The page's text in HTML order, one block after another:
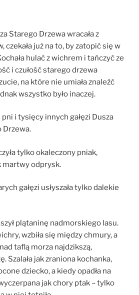
Starego Drzewa wracała z
czekała już na to, by zatopić się w
hulać z wichrem i tańczyć ze
i czułość starego drzewa
na które nie umiała znaleźć
wszystko było inaczej.
i tysięcy innych gałęzi Dusza
Drzewa.
tylko okaleczony pniak,
martwy odprysk.
gałęzi usłyszała tylko dalekie
plątaninę nadmorskiego lasu.
wzbiła się między chmury, a
taflą morza najdzikszą,
Szalała jak zraniona kochanka,
dziecko, a kiedy opadła na
jak chory ptak – tylko